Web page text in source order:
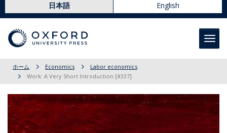
日本語 English
ホーム Economics
Labor economics
Work: A Very Short Introduction [#337]